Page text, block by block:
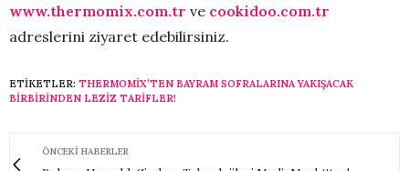
www.thermomix.com.tr ve cookidoo.com.tr
adreslerini ziyaret edebilirsiniz.
ETIKETLER: THERMOMIX’TEN BAYRAM SOFRALARINA YAKIŞACAK
BIRBIRINDEN LEZIZ TARIFLER!
ÖNCEKI HABERLER